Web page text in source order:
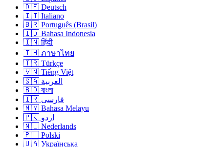
🇩🇪 Deutsch
🇮🇹 Italiano
🇧🇷 Português (Brasil)
🇮🇩 Bahasa Indonesia
🇮🇳 हिंदी
🇹🇭 ภาษาไทย
🇹🇷 Türkçe
🇻🇳 Tiếng Việt
🇸🇦 العربية
🇧🇩 বাংলা
🇮🇷 فارسی
🇲🇾 Bahasa Melayu
🇵🇰 اردو
🇳🇱 Nederlands
🇵🇱 Polski
🇺🇦 Українська